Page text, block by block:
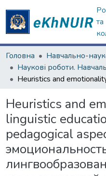
та
Головна
Heuristics and
linguistic
pedagogical